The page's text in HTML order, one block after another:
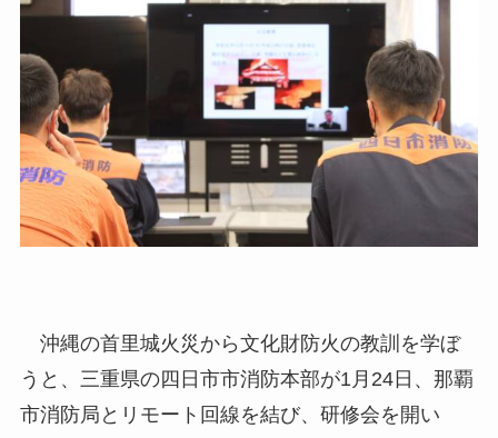
沖縄の首里城火災から文化財防火の教訓を学ぼ
うと、三重県の四日市市消防本部が1月24日、那覇
市消防局とリモート回線を結び、研修会を開い